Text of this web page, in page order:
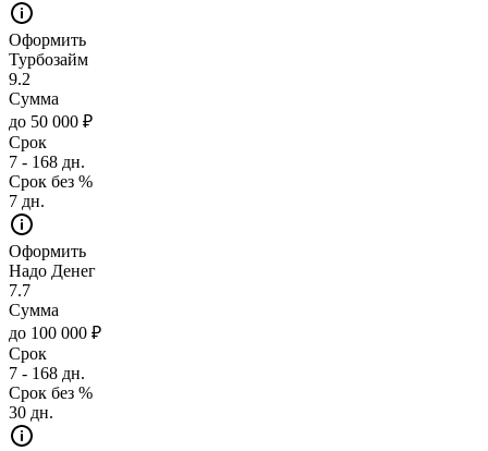
Оформить
Турбозайм
9.2
Сумма
до 50 000 ₽
Срок
7 - 168 дн.
Срок без %
7 дн.
Оформить
Надо Денег
7.7
Сумма
до 100 000 ₽
Срок
7 - 168 дн.
Срок без %
30 дн.